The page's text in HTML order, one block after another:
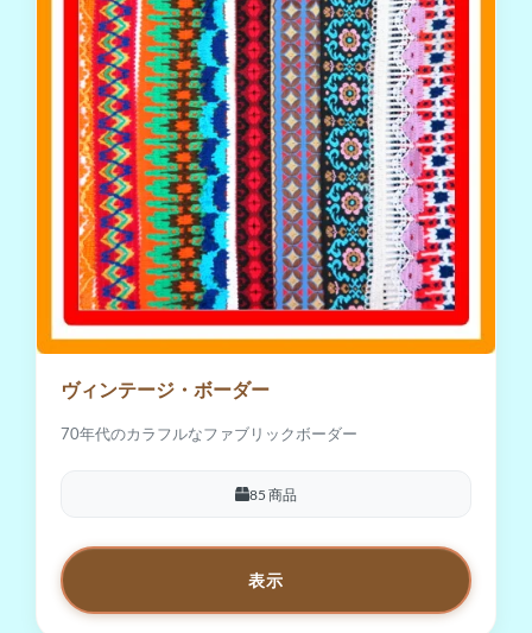
ヴィンテージ・ボーダー
70年代のカラフルなファブリックボーダー
85 商品
表示